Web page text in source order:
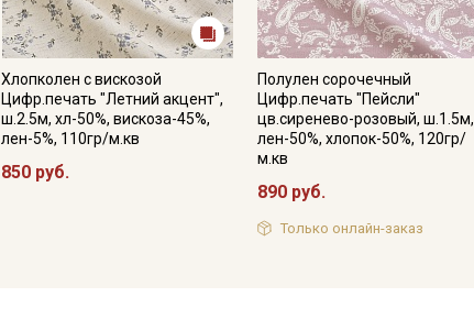
Хлопколен с вискозой
Цифр.печать "Летний акцент",
ш.2.5м, хл-50%, вискоза-45%,
лен-5%, 110гр/м.кв
850 руб.
Полулен сорочечный
Цифр.печать "Пейсли"
цв.сиренево-розовый, ш.1.5м,
лен-50%, хлопок-50%, 120гр/
м.кв
890 руб.
Только онлайн-заказ